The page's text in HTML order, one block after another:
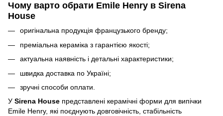
Чому варто обрати Emile Henry в Sirena
House
оригінальна продукція французького бренду;
преміальна кераміка з гарантією якості;
актуальна наявність і детальні характеристики;
швидка доставка по Україні;
зручні способи оплати.
У Sirena House представлені керамічні форми для випічки
Emile Henry, які поєднують довговічність, стабільність